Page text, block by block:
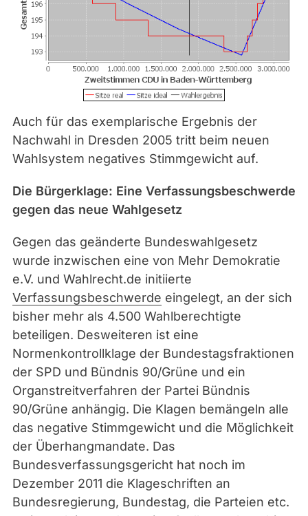
Auch für das exemplarische Ergebnis der
Nachwahl in Dresden 2005 tritt beim neuen
Wahlsystem negatives Stimmgewicht auf.
Die Bürgerklage: Eine Verfassungsbeschwerde
gegen das neue Wahlgesetz
Gegen das geänderte Bundeswahlgesetz
wurde inzwischen eine von Mehr Demokratie
e.V. und Wahlrecht.de initiierte
Verfassungsbeschwerde eingelegt, an der sich
bisher mehr als 4.500 Wahlberechtigte
beteiligen. Desweiteren ist eine
Normenkontrollklage der Bundestagsfraktionen
der SPD und Bündnis 90/Grüne und ein
Organstreitverfahren der Partei Bündnis
90/Grüne anhängig. Die Klagen bemängeln alle
das negative Stimmgewicht und die Möglichkeit
der Überhangmandate. Das
Bundesverfassungsgericht hat noch im
Dezember 2011 die Klageschriften an
Bundesregierung, Bundestag, die Parteien etc.